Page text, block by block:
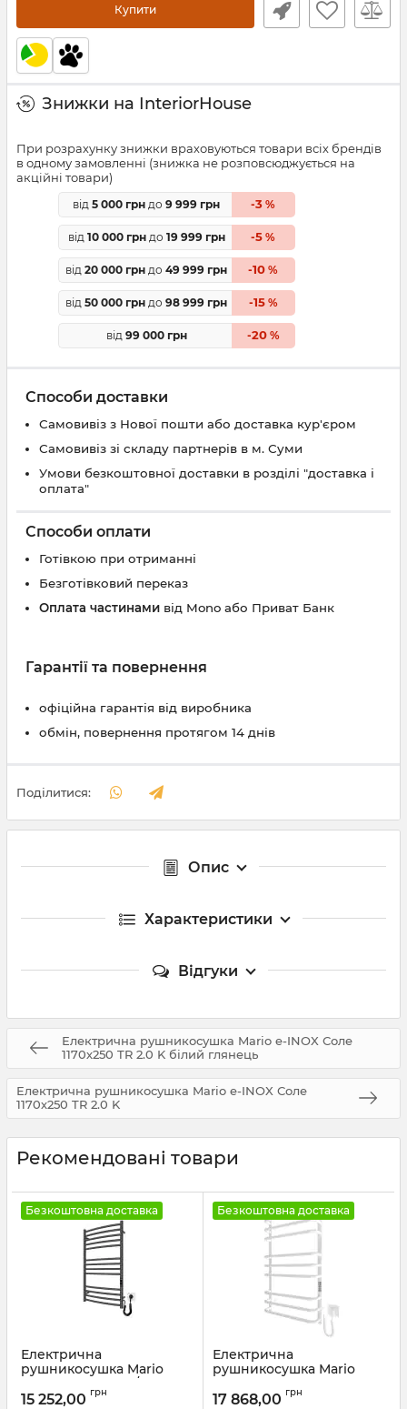
Купити
Знижки на InteriorHouse
При розрахунку знижки враховуються товари всіх брендів
в одному замовленні (знижка не розповсюджується на
акційні товари)
від 5 000 грн до 9 999 грн -3 %
від 10 000 грндо 19 999 грн -5 %
від 20 000 грн до 49 999 грн -10 %
від 50 000 грн до 98 999 грн -15%
від 99 000 грн -20%
Способи доставки
Самовивіз з Нової пошти або доставка кур'єром
Самовивіз зі складу партнерів в м. Суми
Умови безкоштовної доставки в розділі "доставка і
оплата"
Способи оплати
Готівкою при отриманні
Безготівковий переказ
Оплата частинами від Mono або Приват Банк
Гарантії та повернення
офіційна гарантія від виробника
обмін, повернення протягом 14 днів
Поділитися:
Опис
Характеристики
Відгуки
Електрична рушникосушка Mario e-INOX Соле
1170х250 TR 2.0 K білий глянець
Електрична рушникосушка Mario e-INOX Соле
1170х250 TR 2.0 K
Рекомендовані товари
Безкоштовна доставка
Електрична
рушникосушка Mario
Фенікс-I 830х500/100 TR К
графіт
15 252,00 грн
Безкоштовна доставка
Електрична
рушникосушка Mario
800х500/170 TR К білий
17 868,00 грн